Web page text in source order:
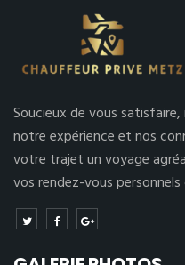
Soucieux de vous
notre expérience et nos
votre trajet un voyage
vos rendez-vous